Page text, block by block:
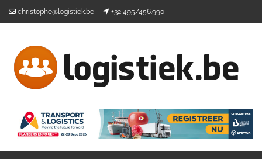
christophe@logistiek.be +32 495/456.990